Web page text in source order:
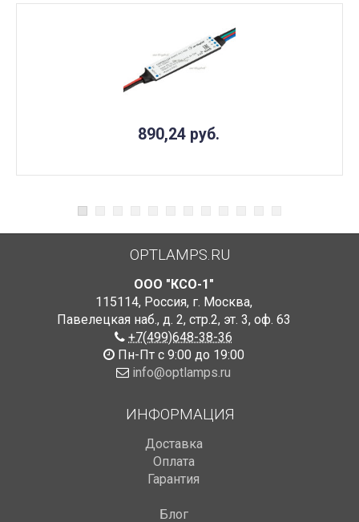
890,24 руб.
OPTLAMPS.RU
ООО "КСО-1"
115114, Россия, г. Москва,
Павелецкая наб., д. 2, стр.2, эт. 3, оф. 63
+7(499)648-38-36
Пн-Пт с 9:00 до 19:00
info@optlamps.ru
ИНФОРМАЦИЯ
Доставка
Оплата
Гарантия
Блог